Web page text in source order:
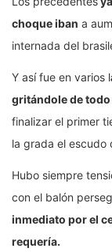
choque iban a
internada del
Y así fue en varios l
gritándole de
finalizar el primer
la grada el escudo
Hubo siempre
con el balón
inmediato por el
requería.